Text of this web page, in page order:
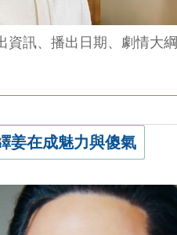
資訊、播出日期、劇情大綱
姜在成魅力與傻氣